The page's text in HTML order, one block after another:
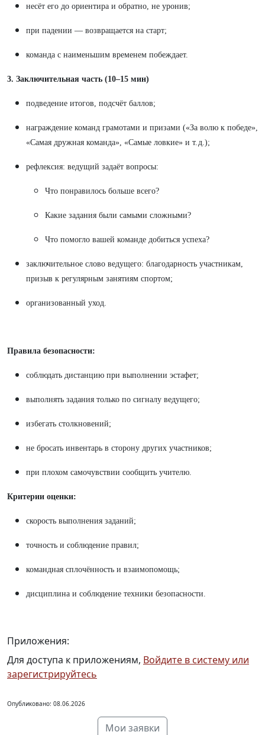
несёт его до ориентира и обратно, не уронив;
при падении — возвращается на старт;
команда с наименьшим временем побеждает.
3. Заключительная часть (10–15 мин)
подведение итогов, подсчёт баллов;
награждение команд грамотами и призами («За волю к победе»,
«Самая дружная команда», «Самые ловкие» и т. д.);
рефлексия: ведущий задаёт вопросы:
Что понравилось больше всего?
Какие задания были самыми сложными?
Что помогло вашей команде добиться успеха?
заключительное слово ведущего: благодарность участникам,
призыв к регулярным занятиям спортом;
организованный уход.
Правила безопасности:
соблюдать дистанцию при выполнении эстафет;
выполнять задания только по сигналу ведущего;
избегать столкновений;
не бросать инвентарь в сторону других участников;
при плохом самочувствии сообщить учителю.
Критерии оценки:
скорость выполнения заданий;
точность и соблюдение правил;
командная сплочённость и взаимопомощь;
дисциплина и соблюдение техники безопасности.
Приложения:
Для доступа к приложениям, Войдите в систему или
зарегистрируйтесь
Опубликовано: 08.06.2026
Мои заявки